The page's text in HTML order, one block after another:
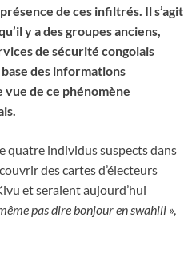
de ces infiltrés. Il s’agit
y a des groupes anciens,
de sécurité congolais
des informations
de ce phénomène
quatre individus suspects dans
des cartes d’électeurs
et seraient aujourd’hui
pas dire bonjour en swahili »,